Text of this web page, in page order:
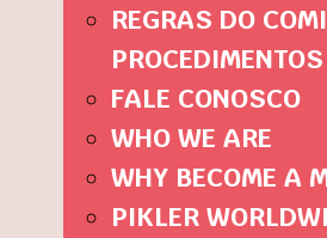
REGRAS DO
PROCEDIMENTOS
FALE CONOSCO
WHO WE ARE
WHY BECOME A
PIKLER